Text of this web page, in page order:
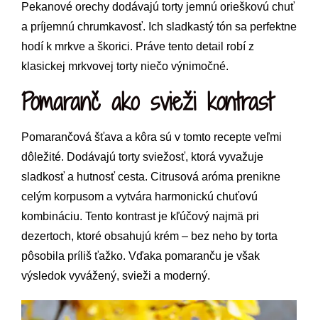
Pekanové orechy dodávajú torty jemnú orieškovú chuť
a príjemnú chrumkavosť. Ich sladkastý tón sa perfektne
hodí k mrkve a škorici. Práve tento detail robí z
klasickej mrkvovej torty niečo výnimočné.
Pomaranč ako svieži kontrast
Pomarančová šťava a kôra sú v tomto recepte veľmi
dôležité. Dodávajú torty sviežosť, ktorá vyvažuje
sladkosť a hutnosť cesta. Citrusová aróma prenikne
celým korpusom a vytvára harmonickú chuťovú
kombináciu. Tento kontrast je kľúčový najmä pri
dezertoch, ktoré obsahujú krém – bez neho by torta
pôsobila príliš ťažko. Vďaka pomaranču je však
výsledok vyvážený, svieži a moderný.